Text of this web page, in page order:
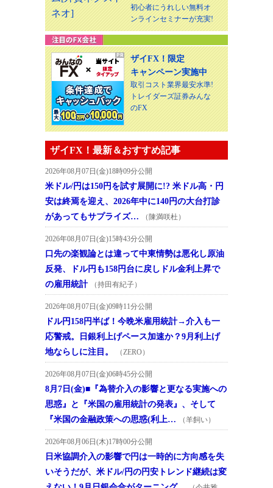
初心者にうれしい無料オ
ンラインセミナーが充実!
ザイFX！限定
キャンペーン実施中
取引コスト業界最安水準!
トレイダーズ証券みんな
のFX
ザイFX！最新＆おすすめ記事
2026年08月07日(金)18時09分公開
米ドル/円は150円を試す展開に!? 米ドル高・円
安は終焉を迎え、2026年中に140円の大台打診
があってもサプライズ…
（陳満咲杜）
2026年08月07日(金)15時43分公開
口先の楽観論とは違って中東情勢は悪化し原油
反発、ドル円も158円台に戻しドル金利上昇で
の雇用統計
（持田有紀子）
2026年08月07日(金)09時11分公開
ドル円158円半ば！今晩米雇用統計→介入も一
応警戒。日銀利上げペース加速か？9月利上げ
地ならしに注目。
（ZERO）
2026年08月07日(金)06時45分公開
8月7日(金)■『為替介入の影響と更なる実施への
思惑』と『米国の雇用統計の発表』、そして
『米国の金融政策への思惑(利上…
（羊飼い）
2026年08月06日(木)17時00分公開
日米協調介入の影響で円は一時的に方向感を失
いそうだが、米ドル/円の円安トレンド継続は変